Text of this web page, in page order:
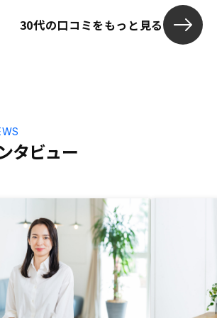
れているとさ
30代の口コミをもっと見る
タビュー